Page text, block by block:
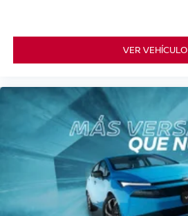
VER VEHÍCULO